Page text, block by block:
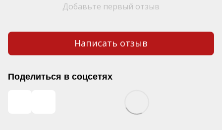
Добавьте первый отзыв
Написать отзыв
Поделиться в соцсетях